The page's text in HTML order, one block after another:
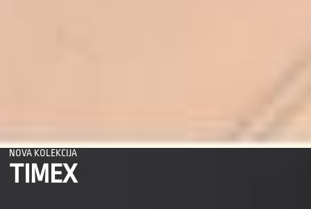
NOVA KOLEKCIJA
TIMEX